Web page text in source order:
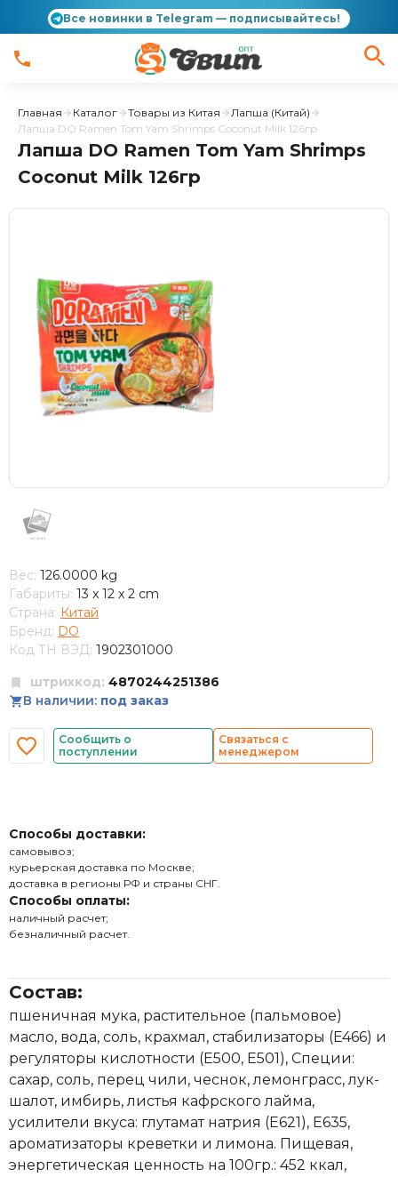
Все новинки в Telegram — подписывайтесь!
Главная Каталог Товары из Китая
Лапша (Китай)
Лапша DO Ramen Tom Yam Shrimps Coconut Milk 126гр
Лапша DO Ramen Tom Yam Shrimps
Coconut Milk 126гр
Вес: 126.0000 kg
Габариты: 13 x 12 x 2 cm
Страна: Китай
Бренд: DO
Код ТН ВЭД: 1902301000
штрихкод: 4870244251386
В наличии: под заказ
Сообщить о
поступлении
Связаться с
менеджером
Способы доставки:
самовывоз;
курьерская доставка по Москве;
доставка в регионы РФ и страны СНГ.
Способы оплаты:
наличный расчет;
безналичный расчет.
Состав:
пшеничная мука, растительное (пальмовое)
масло, вода, соль, крахмал, стабилизаторы (E466) и
регуляторы кислотности (E500, E501), Специи:
сахар, соль, перец чили, чеснок, лемонграсс, лук-
шалот, имбирь, листья кафрского лайма,
усилители вкуса: глутамат натрия (E621), E635,
ароматизаторы креветки и лимона. Пищевая,
энергетическая ценность на 100гр.: 452 ккал,